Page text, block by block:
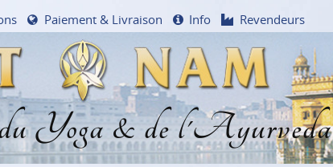
Yoga & de l'Ayurveda
Paiement & Livraison Info Revendeurs